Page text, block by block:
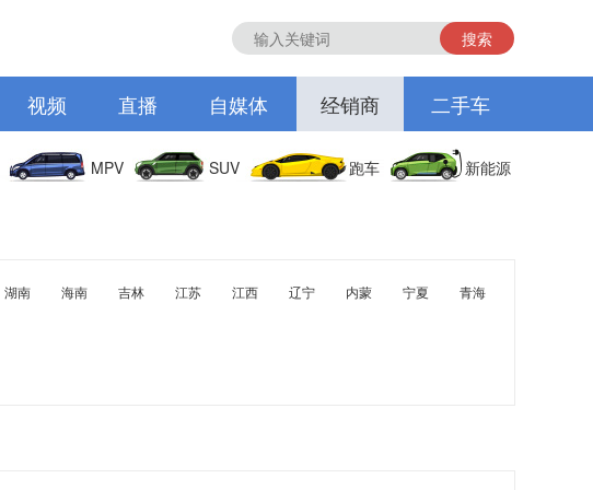
搜索
视频 直播 自媒体 经销商 二手车
MPV SUV 跑车 新能源
湖南 海南 吉林 江苏 江西 辽宁 内蒙 宁夏
青海